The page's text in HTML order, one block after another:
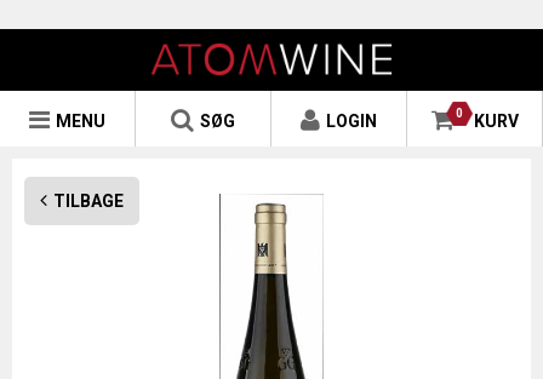
0 KURV
LOGIN
SØG
MENU
TILBAGE